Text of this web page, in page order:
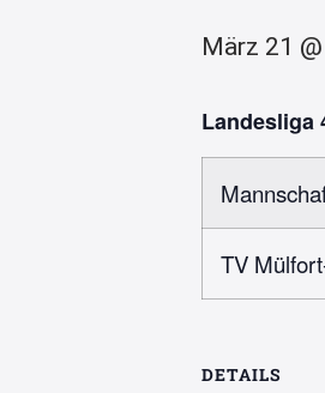
März 21
Landesliga
TV
DETAILS